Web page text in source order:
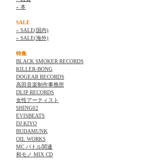
» 本
SALE
» SALE(国内)
» SALE(海外)
特集
BLACK SMOKER RECORDS
KILLER-BONG
DOGEAR RECORDS
高田音楽制作事務所
DLIP RECORDS
女性アーティスト
SHING02
EVISBEATS
DJ KIYO
BUDAMUNK
OIL WORKS
MC バトル関連
和モノ MIX CD